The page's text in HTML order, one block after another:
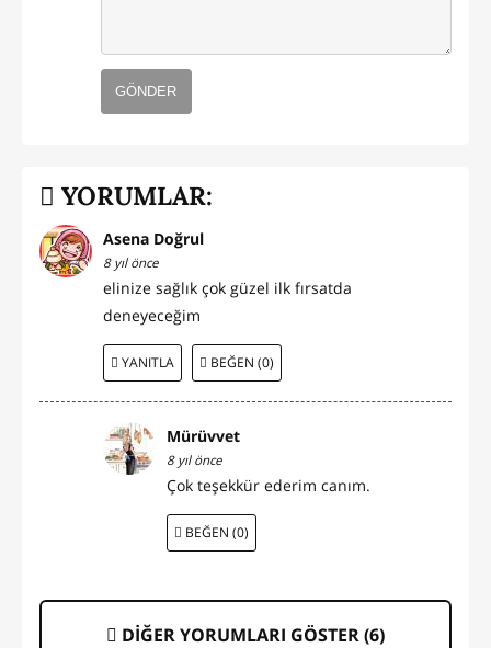
GÖNDER
YORUMLAR:
Asena Doğrul
8 yıl önce
elinize sağlık çok güzel ilk fırsatda
deneyeceğim
YANITLA BEĞEN (0)
Mürüvvet
8 yıl önce
Çok teşekkür ederim canım.
BEĞEN (0)
DİĞER YORUMLARI GÖSTER (6)